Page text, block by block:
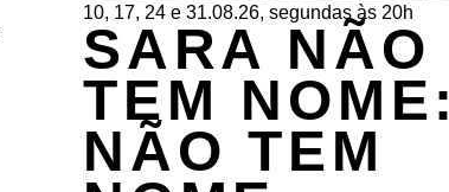
10, 17, 24 e 31.08.26, segundas às 20h
SARA NÃO
TEM NOME:
NÃO TEM